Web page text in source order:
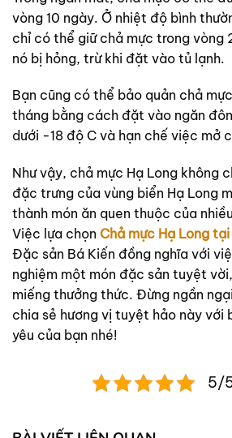
vòng 10 ngày. Ở nhiệt độ bình
chỉ có thể giữ chả mực trong vòng
nó bị hỏng, trừ khi đặt vào tủ lạnh.
Bạn cũng có thể bảo quản chả
tháng bằng cách đặt vào ngăn
dưới -18 độ C và hạn chế việc mở
Như vậy, chả mực Hạ Long không
đặc trưng của vùng biển Hạ Long
thành món ăn quen thuộc của
Việc lựa chọn Chả mực Hạ Long
Đặc sản Bá Kiến đồng nghĩa với
nghiệm một món đặc sản tuyệt
miếng thưởng thức. Đừng ngần
chia sẻ hương vị tuyệt hảo này với
yêu của bạn nhé!
5/